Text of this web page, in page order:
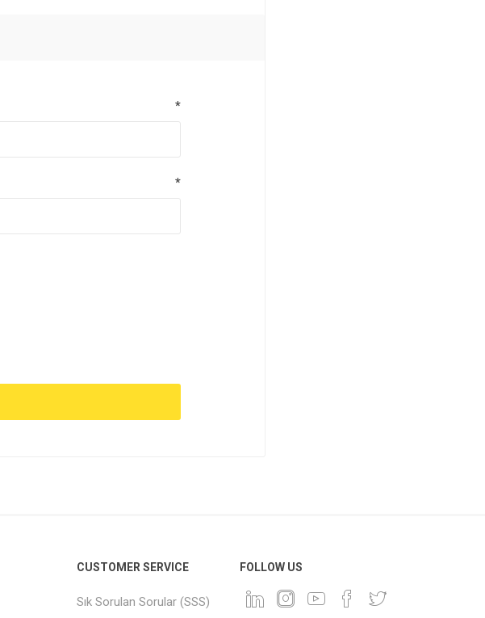
*
*
CUSTOMER SERVICE
Sık Sorulan Sorular (SSS)
FOLLOW US